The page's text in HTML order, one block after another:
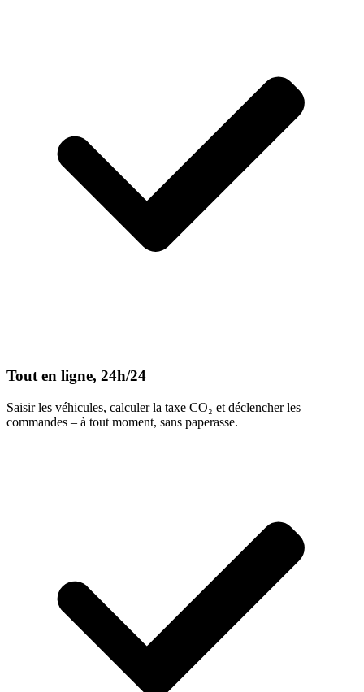
Tout en ligne, 24h/24
Saisir les véhicules, calculer la taxe CO₂ et déclencher les
commandes – à tout moment, sans paperasse.